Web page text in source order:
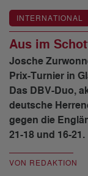
INTERNATIONAL
Aus im
Josche
Prix-Turnier in
Das DBV-Duo,
deutsche
gegen die
21-18 und 16-21.
VON REDAKTION